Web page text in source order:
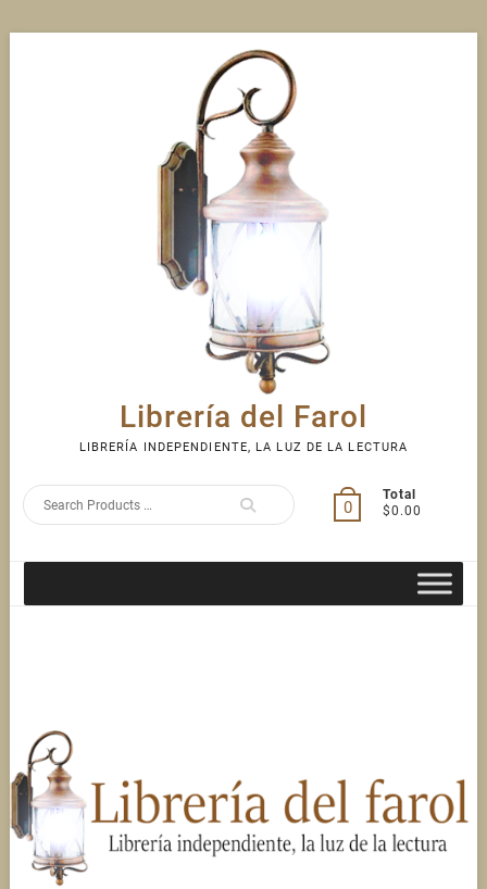
Librería del Farol
LIBRERÍA INDEPENDIENTE, LA LUZ DE LA LECTURA
Search
0
Total
$0.00